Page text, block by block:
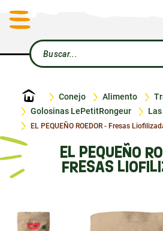
Inicio Conejo Alimento
Golosinas LePetitRongeur
EL PEQUEÑO ROEDOR - Fresas
EL PEQUEÑO
FRESAS